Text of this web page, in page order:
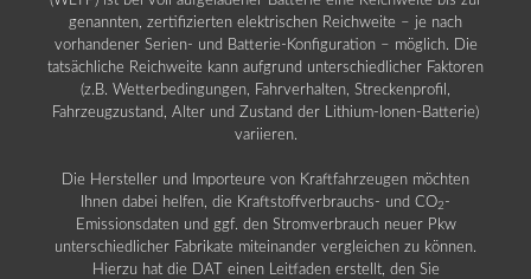
genannten, zertifizierten elektrischen Reichweite – je nach
vorhandener Serien- und Batterie-Konfiguration – möglich. Die
tatsächliche Reichweite kann aufgrund unterschiedlicher Faktoren
(z.B. Wetterbedingungen, Fahrverhalten, Streckenprofil,
Fahrzeugzustand, Alter und Zustand der Lithium-Ionen-Batterie)
variieren.
Die Hersteller und Importeure von Kraftfahrzeugen möchten
Ihnen dabei helfen, die Kraftstoffverbrauchs- und CO2 -
Emissionsdaten und ggf. den Stromverbrauch neuer Pkw
unterschiedlicher Fabrikate miteinander vergleichen zu können.
Hierzu hat die DAT einen Leitfaden erstellt, den Sie